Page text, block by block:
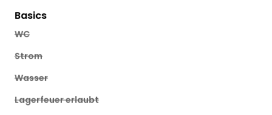
Basics
WC
Strom
Wasser
Lagerfeuer erlaubt